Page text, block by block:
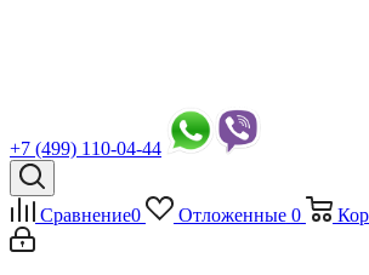
+7 (499) 110-04-44
Сравнение0 Отложенные 0